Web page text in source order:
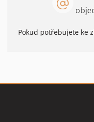
Pokud potřebujete ke